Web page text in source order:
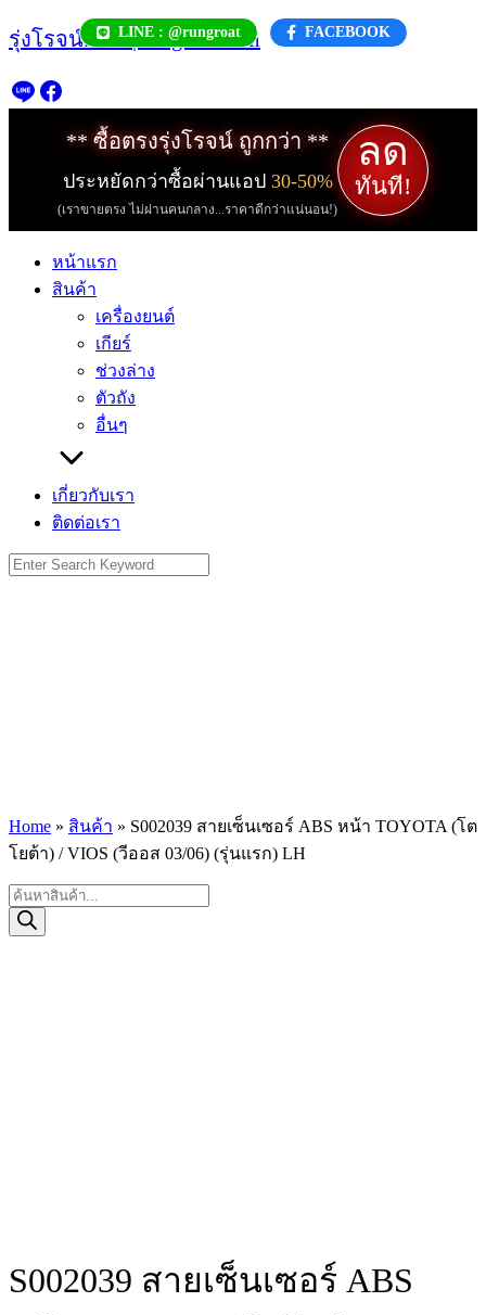
Skip
to
LINE : @rungroat FACEBOOK
รุ่งโรจน์.com | rungroat.com
** ซื้อตรงรุ่งโรจน์ ถูกกว่า **
ประหยัดกว่าซื้อผ่านแอป 30-50%
(เราขายตรง ไม่ผ่านคนกลาง...ราคาดีกว่าแน่นอน!)
ลด
ทันที!
หน้าแรก
สินค้า
เครื่องยนต์
เกียร์
ช่วงล่าง
ตัวถัง
อื่นๆ
เกี่ยวกับเรา
ติดต่อเรา
Search
for:
Home » สินค้า » S002039 สายเซ็นเซอร์ ABS หน้า TOYOTA (โต
โยต้า) / VIOS (วีออส 03/06) (รุ่นแรก) LH
Products
search
S002039 สายเซ็นเซอร์ ABS